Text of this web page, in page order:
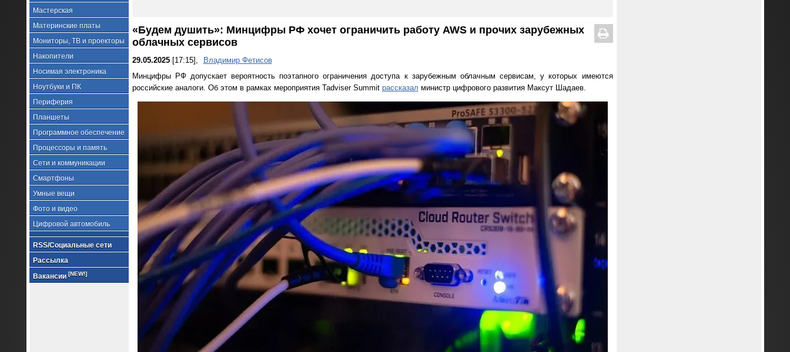
Мастерская
Материнские платы
Мониторы, ТВ и проекторы
Накопители
Носимая электроника
Ноутбуки и ПК
Периферия
Планшеты
Программное обеспечение
Процессоры и память
Сети и коммуникации
Смартфоны
Умные вещи
Фото и видео
Цифровой автомобиль
RSS/Социальные сети
Рассылка
Вакансии [NEW!]
«Будем душить»: Минцифры РФ хочет ограничить работу AWS и прочих зарубежных
облачных сервисов
29.05.2025[17:15],
Владимир Фетисов
Минцифры РФ допускает вероятность поэтапного ограничения доступа к зарубежным облачным сервисам, у которых имеются
российские аналоги. Об этом в рамках мероприятия Tadviser Summit рассказал министр цифрового развития Максут Шадаев.